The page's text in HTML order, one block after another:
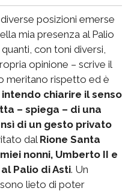
posizioni emerse
mia presenza al Palio
con toni diversi,
opinione – scrive il
meritano rispetto ed è
intendo chiarire il senso
– spiega – di una
di un gesto privato
dal Rione Santa
nonni, Umberto II e
Palio di Asti. Un
lieto di poter